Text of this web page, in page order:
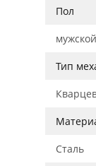
Пол
мужской
Тип
Сталь